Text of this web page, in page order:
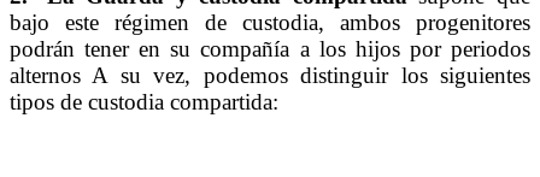
bajo este régimen de custodia, ambos progenitores
podrán tener en su compañía a los hijos por periodos
alternos A su vez, podemos distinguir los siguientes
tipos de custodia compartida: